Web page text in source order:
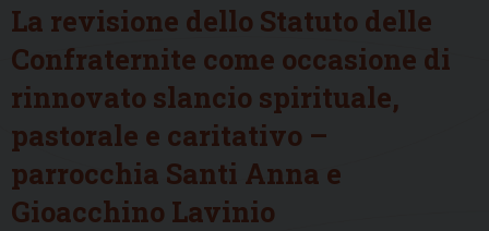
La revisione dello Statuto delle
Confraternite come occasione di
rinnovato slancio spirituale,
pastorale e caritativo –
parrocchia Santi Anna e
Gioacchino Lavinio